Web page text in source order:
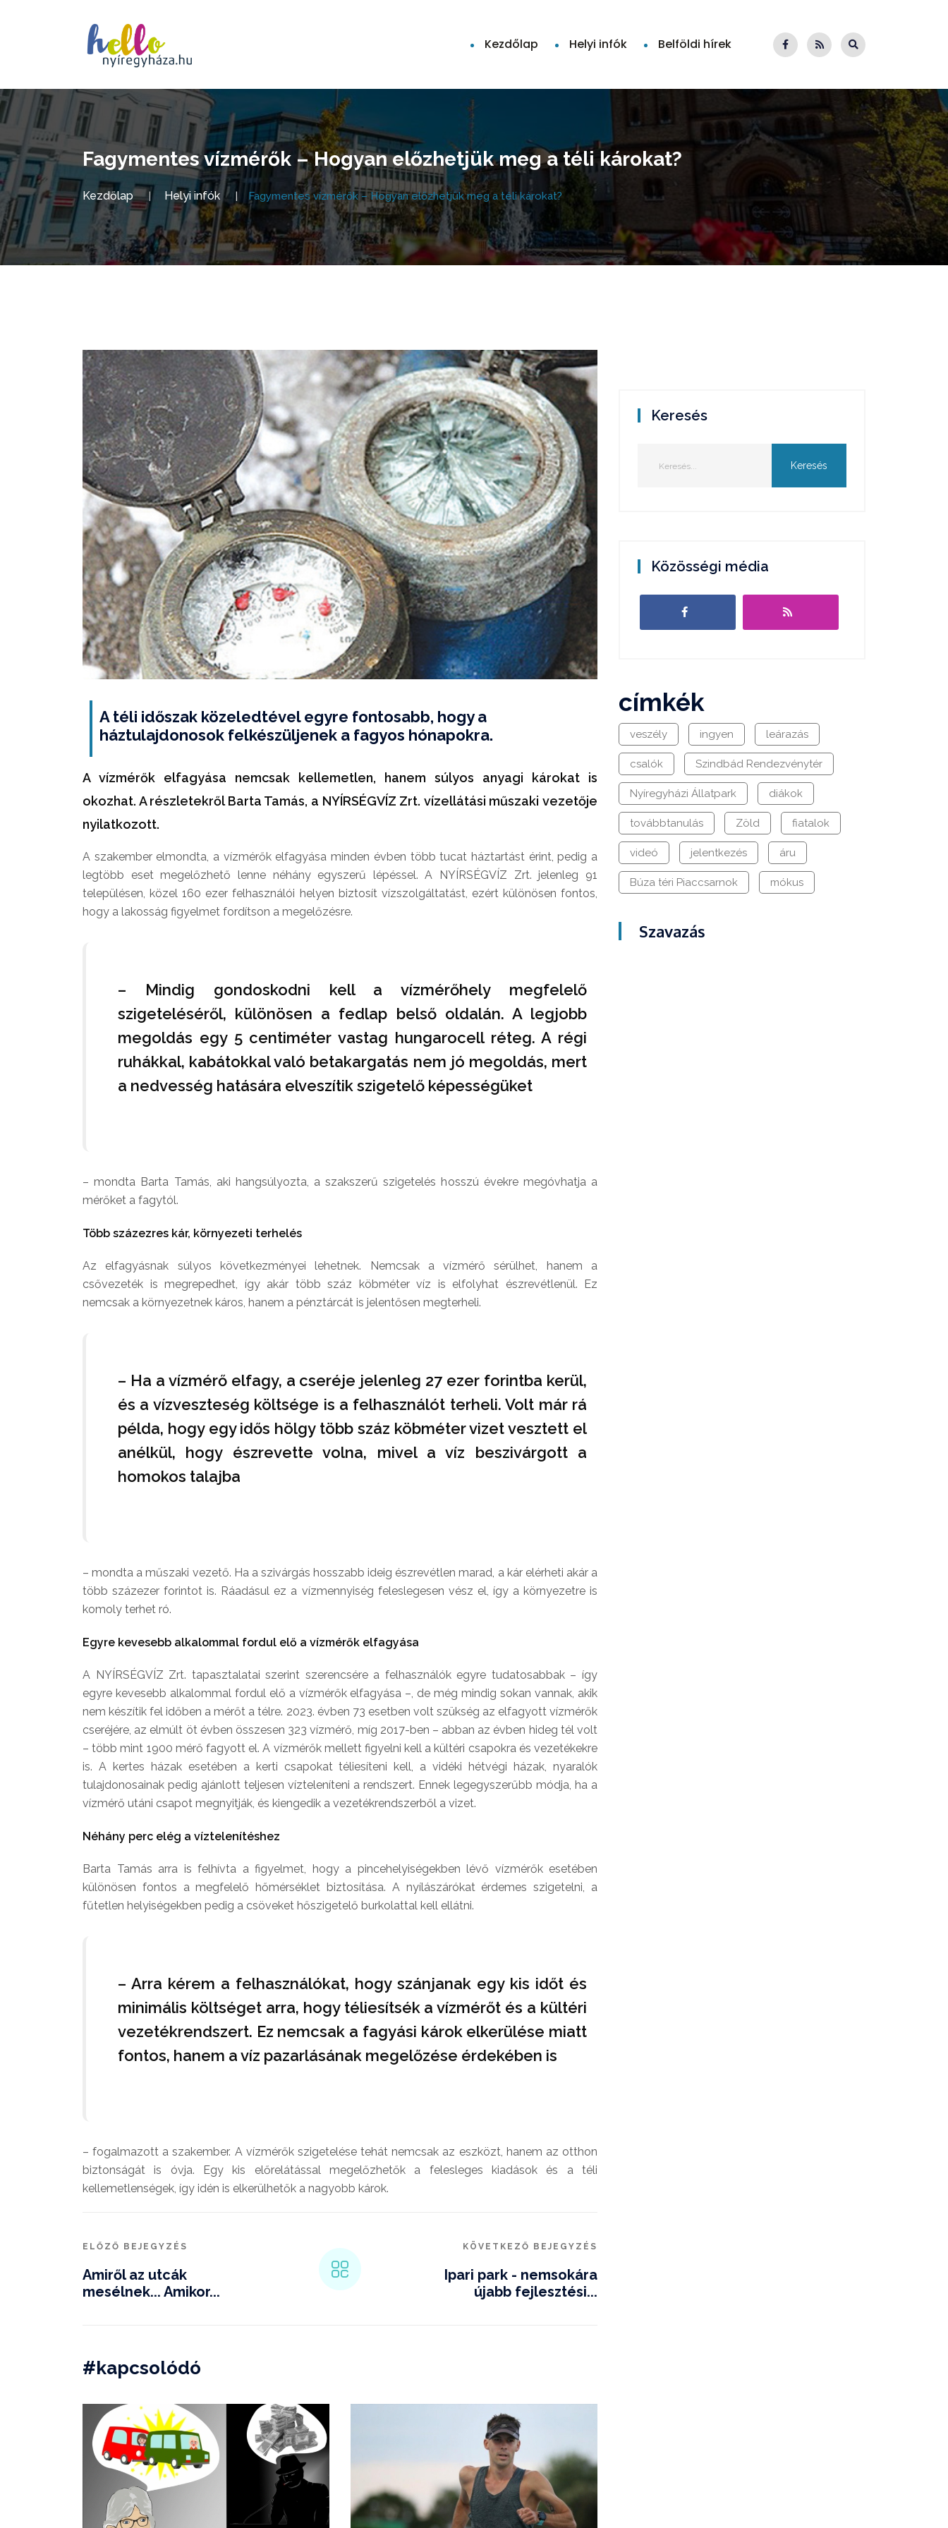
Kezdőlap Helyi infók Belföldi hírek
Fagymentes vízmérők – Hogyan előzhetjük meg a téli károkat?
Kezdőlap Helyi infók Fagymentes vízmérők – Hogyan előzhetjük meg a téli károkat?
A téli időszak közeledtével egyre fontosabb, hogy a
háztulajdonosok felkészüljenek a fagyos hónapokra.
A vízmérők elfagyása nemcsak kellemetlen, hanem súlyos anyagi károkat is
okozhat. A részletekről Barta Tamás, a NYÍRSÉGVÍZ Zrt. vízellátási műszaki vezetője
nyilatkozott.
A szakember elmondta, a vízmérők elfagyása minden évben több tucat háztartást érint, pedig a
legtöbb eset megelőzhető lenne néhány egyszerű lépéssel. A NYÍRSÉGVÍZ Zrt. jelenleg 91
településen, közel 160 ezer felhasználói helyen biztosít vízszolgáltatást, ezért különösen fontos,
hogy a lakosság figyelmet fordítson a megelőzésre.
– Mindig gondoskodni kell a vízmérőhely megfelelő
szigeteléséről, különösen a fedlap belső oldalán. A legjobb
megoldás egy 5 centiméter vastag hungarocell réteg. A régi
ruhákkal, kabátokkal való betakargatás nem jó megoldás, mert
a nedvesség hatására elveszítik szigetelő képességüket
– mondta Barta Tamás, aki hangsúlyozta, a szakszerű szigetelés hosszú évekre megóvhatja a
mérőket a fagytól.
Több százezres kár, környezeti terhelés
Az elfagyásnak súlyos következményei lehetnek. Nemcsak a vízmérő sérülhet, hanem a
csővezeték is megrepedhet, így akár több száz köbméter víz is elfolyhat észrevétlenül. Ez
nemcsak a környezetnek káros, hanem a pénztárcát is jelentősen megterheli.
– Ha a vízmérő elfagy, a cseréje jelenleg 27 ezer forintba kerül,
és a vízveszteség költsége is a felhasználót terheli. Volt már rá
példa, hogy egy idős hölgy több száz köbméter vizet vesztett el
anélkül, hogy észrevette volna, mivel a víz beszivárgott a
homokos talajba
– mondta a műszaki vezető. Ha a szivárgás hosszabb ideig észrevétlen marad, a kár elérheti akár a
több százezer forintot is. Ráadásul ez a vízmennyiség feleslegesen vész el, így a környezetre is
komoly terhet ró.
Egyre kevesebb alkalommal fordul elő a vízmérők elfagyása
A NYÍRSÉGVÍZ Zrt. tapasztalatai szerint szerencsére a felhasználók egyre tudatosabbak – így
egyre kevesebb alkalommal fordul elő a vízmérők elfagyása –, de még mindig sokan vannak, akik
nem készítik fel időben a mérőt a télre. 2023. évben 73 esetben volt szükség az elfagyott vízmérők
cseréjére, az elmúlt öt évben összesen 323 vízmérő, míg 2017-ben – abban az évben hideg tél volt
– több mint 1900 mérő fagyott el. A vízmérők mellett figyelni kell a kültéri csapokra és vezetékekre
is. A kertes házak esetében a kerti csapokat téliesíteni kell, a vidéki hétvégi házak, nyaralók
tulajdonosainak pedig ajánlott teljesen vízteleníteni a rendszert. Ennek legegyszerűbb módja, ha a
vízmérő utáni csapot megnyitják, és kiengedik a vezetékrendszerből a vizet.
Néhány perc elég a víztelenítéshez
Barta Tamás arra is felhívta a figyelmet, hogy a pincehelyiségekben lévő vízmérők esetében
különösen fontos a megfelelő hőmérséklet biztosítása. A nyílászárókat érdemes szigetelni, a
fűtetlen helyiségekben pedig a csöveket hőszigetelő burkolattal kell ellátni.
– Arra kérem a felhasználókat, hogy szánjanak egy kis időt és
minimális költséget arra, hogy téliesítsék a vízmérőt és a kültéri
vezetékrendszert. Ez nemcsak a fagyási károk elkerülése miatt
fontos, hanem a víz pazarlásának megelőzése érdekében is
– fogalmazott a szakember. A vízmérők szigetelése tehát nemcsak az eszközt, hanem az otthon
biztonságát is óvja. Egy kis előrelátással megelőzhetők a felesleges kiadások és a téli
kellemetlenségek, így idén is elkerülhetők a nagyobb károk.
ELŐZŐ BEJEGYZÉS
Amiről az utcák
mesélnek... Amikor...
KÖVETKEZŐ BEJEGYZÉS
Ipari park - nemsokára
újabb fejlesztési...
#kapcsolódó
Keresés
Közösségi média
címkék
veszély ingyen leárazás
csalók Szindbád Rendezvénytér
Nyíregyházi Állatpark diákok
továbbtanulás Zöld fiatalok
videó jelentkezés áru
Búza téri Piaccsarnok mókus
Szavazás